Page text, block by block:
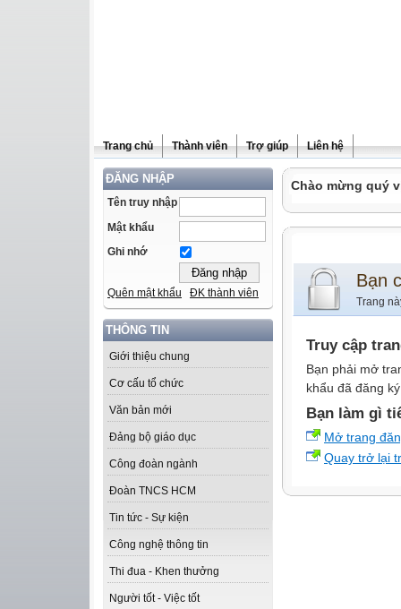
Trang chủ Thành viên Trợ giúp Liên hệ
ĐĂNG NHẬP
Tên truy nhập
Mật khẩu
Ghi nhớ
Quên mật khẩu ĐK thành viên
THÔNG TIN
Giới thiệu chung
Cơ cấu tổ chức
Văn bản mới
Đảng bộ giáo dục
Công đoàn ngành
Đoàn TNCS HCM
Tin tức - Sự kiện
Công nghệ thông tin
Thi đua - Khen thưởng
Người tốt - Việc tốt
Chào mừng quý
Bạn
Trang
Truy cập
Bạn phải mở
khẩu đã đăng
Bạn làm gì
Mở trang
Quay trở lại